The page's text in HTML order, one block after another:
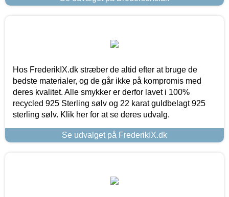
Hos FrederikIX.dk stræber de altid efter at bruge de
bedste materialer, og de går ikke på kompromis med
deres kvalitet. Alle smykker er derfor lavet i 100%
recycled 925 Sterling sølv og 22 karat guldbelagt 925
sterling sølv. Klik her for at se deres udvalg.
Se udvalget på FrederikIX.dk